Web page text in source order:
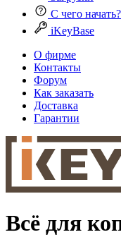
С чего начать?
iKeyBase
О фирме
Контакты
Форум
Как заказать
Доставка
Гарантии
Всё для